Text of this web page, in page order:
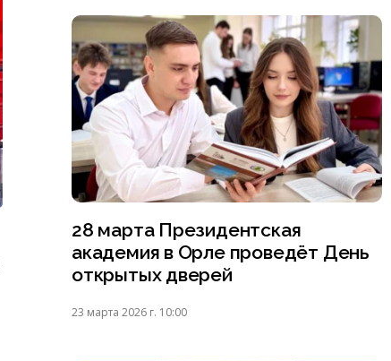
28 марта Президентская
академия в Орле проведёт День
открытых дверей
23 марта 2026 г. 10:00